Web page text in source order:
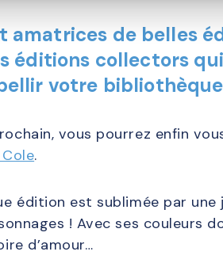
amatrices de belles
éditions collectors
votre
vous pourrez enfin
.
édition est sublimée par
! Avec ses
d’amour…